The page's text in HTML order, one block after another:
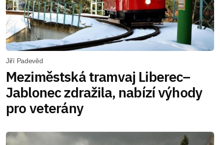
Jiří Padevěd
Meziměstská tramvaj Liberec–
Jablonec zdražila, nabízí výhody
pro veterány